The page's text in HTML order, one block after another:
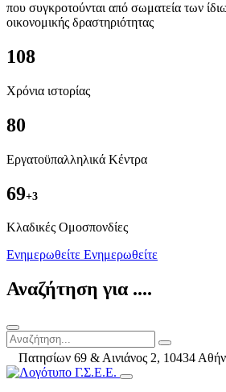
που συγκροτούνται από σωματεία των
οικονομικής δραστηριότητας
108
Χρόνια ιστορίας
80
Εργατοϋπαλληλικά Κέντρα
69+3
Kλαδικές Ομοσπονδίες
Ενημερωθείτε Ενημερωθείτε
Αναζήτηση για ....
Πατησίων 69 & Αινιάνος 2, 10434